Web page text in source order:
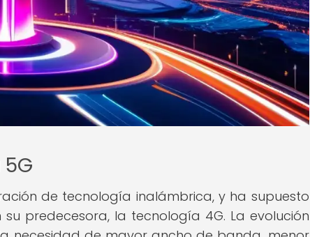
de tecnología inalámbrica, y ha supuesto
predecesora, la tecnología 4G. La evolución